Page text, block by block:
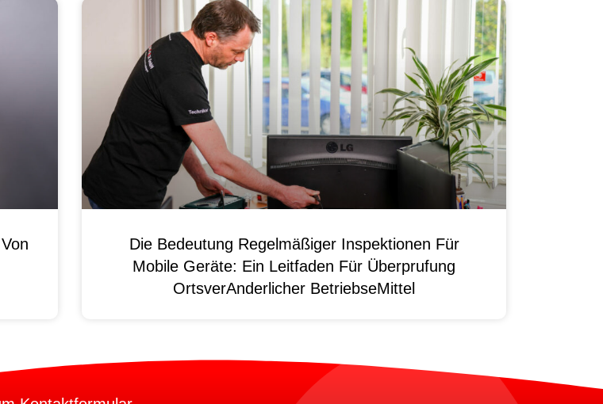
Die Bedeutung Regelmäßiger Inspektionen Für
Mobile Geräte: Ein Leitfaden Für Überprufung
OrtsverAnderlicher BetriebseMittel